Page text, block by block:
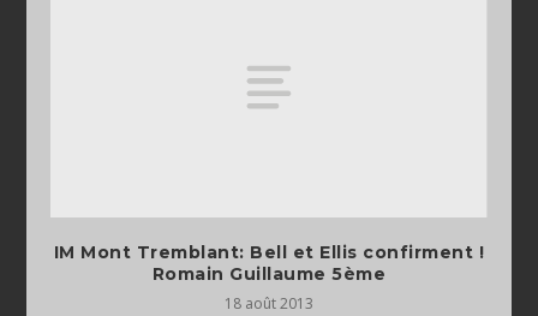
IM Mont Tremblant: Bell et Ellis confirment !
Romain Guillaume 5ème
18 août 2013